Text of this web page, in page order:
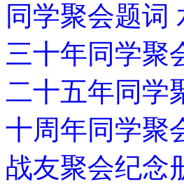
同学聚会题词
三十年同学聚
二十五年同学
十周年同学聚
战友聚会纪念